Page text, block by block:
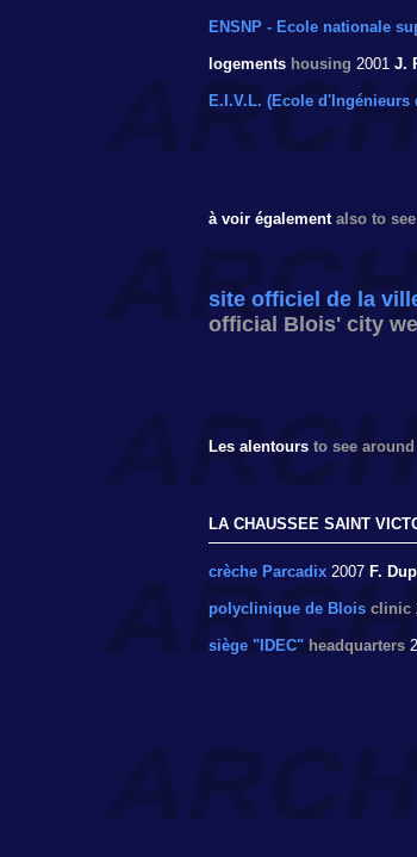
ENSNP - Ecole nationale
logements housing 2001 J.
E.I.V.L. (Ecole d'Ingénieurs
à voir également also to see
site officiel de la
official Blois' city
Les alentours to see around
LA CHAUSSEE SAINT
crèche Parcadix 2007 F.
polyclinique de Blois clinic
siège "IDEC" headquarters